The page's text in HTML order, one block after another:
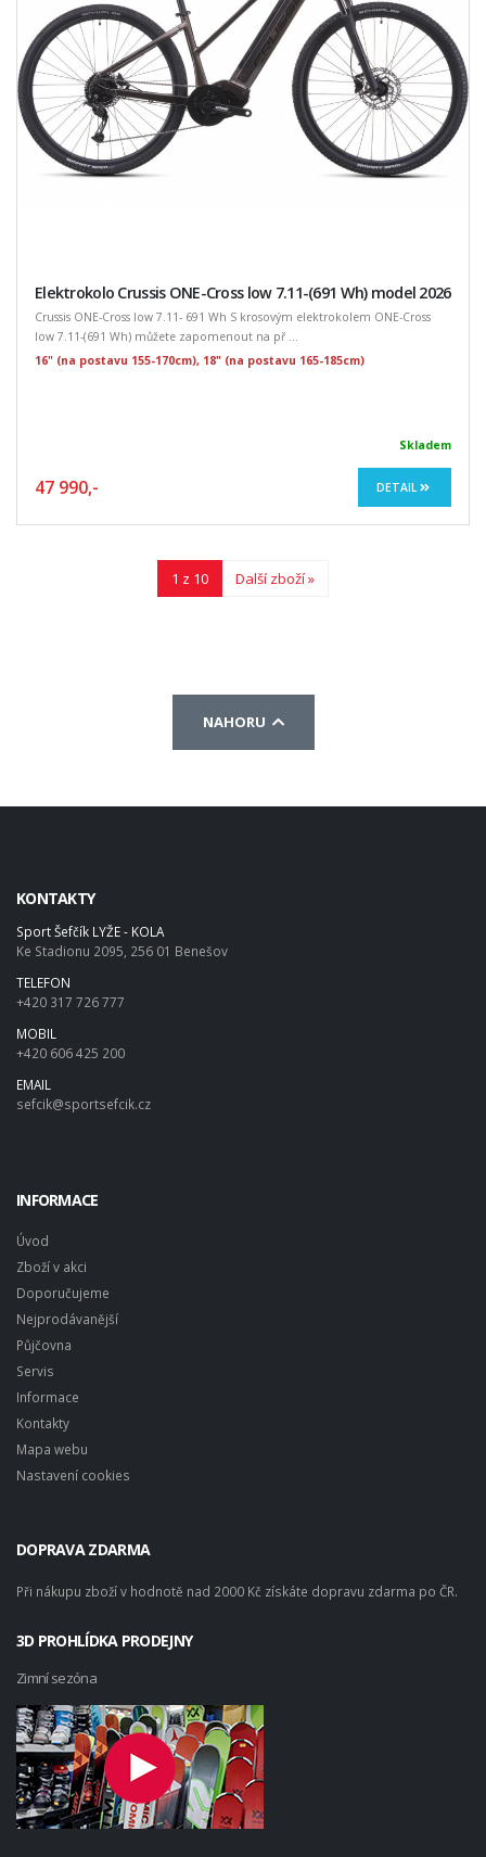
Elektrokolo Crussis ONE-Cross low 7.11-(691 Wh) model 2026
Crussis ONE-Cross low 7.11- 691 Wh S krosovým elektrokolem ONE-Cross
low 7.11-(691 Wh) můžete zapomenout na př ...
16" (na postavu 155-170cm), 18" (na postavu 165-185cm)
Skladem
47 990,- DETAIL
1 z 10 Další zboží »
NAHORU
KONTAKTY
Sport Šefčík LYŽE - KOLA
Ke Stadionu 2095, 256 01 Benešov
TELEFON
+420 317 726 777
MOBIL
+420 606 425 200
EMAIL
sefcik@sportsefcik.cz
INFORMACE
Úvod
Zboží v akci
Doporučujeme
Nejprodávanější
Půjčovna
Servis
Informace
Kontakty
Mapa webu
Nastavení cookies
DOPRAVA ZDARMA
Při nákupu zboží v hodnotě nad 2000 Kč získáte dopravu zdarma po ČR.
3D PROHLÍDKA PRODEJNY
Zimní sezóna